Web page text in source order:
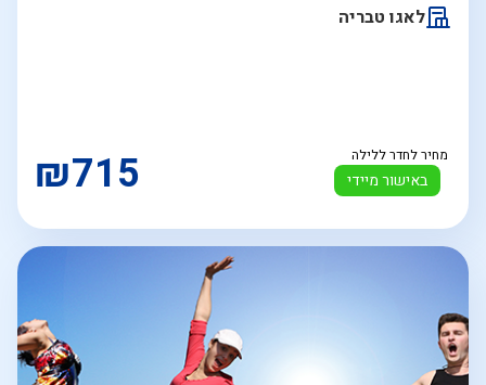
לאגו טבריה
באישור מיידי
מחיר לחדר ללילה ₪715